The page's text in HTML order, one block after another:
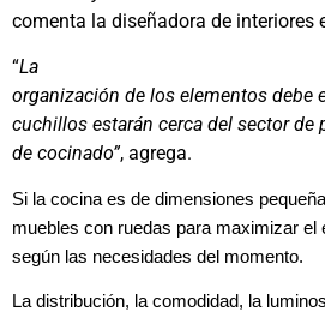
comenta la diseñadora de interiores
“La
organización de los elementos debe
cuchillos estarán cerca del sector de
de cocinado”, agrega.
Si la cocina es de dimensiones
muebles con ruedas para maximizar
según las necesidades del momento.
La distribución, la comodidad, la